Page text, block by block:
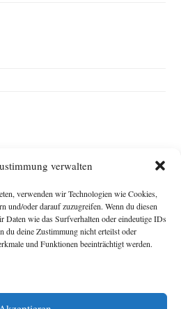
verwalten
verwenden wir Technologien wie Cookies,
und/oder darauf zuzugreifen. Wenn du diesen
Daten wie das Surfverhalten oder eindeutige IDs
du deine Zustimmung nicht erteilst oder
und Funktionen beeinträchtigt werden.
Impressum
Michael Baden,
Diese Webseite stellt